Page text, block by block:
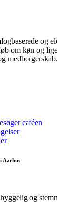
og
om køn og
medborgerskab.
caféen
Aarhus
og